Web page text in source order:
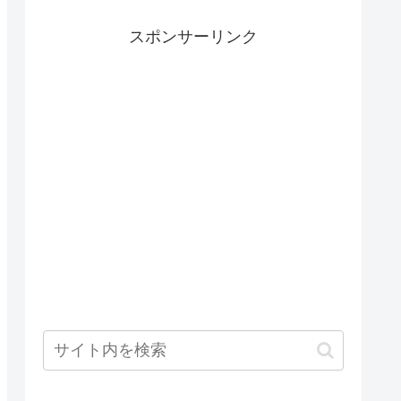
スポンサーリンク